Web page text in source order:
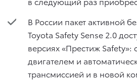
В России пакет активной
Toyota Safety Sense 2.0
версиях «Престиж
двигателем и
трансмиссией и в новой